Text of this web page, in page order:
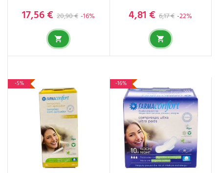
Precio base
20,90 € -16%
Precio
17,56 € Precio base
6,17 € -22%
Precio
4,81 €
-5% -16%